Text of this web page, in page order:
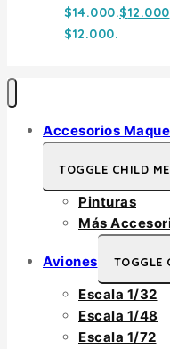
$14.000.$12.000
$12.000.
Accesorios
TOGGLE CHILD
Pinturas
Más
Aviones TOGGLE
Escala 1/32
Escala 1/48
Escala 1/72